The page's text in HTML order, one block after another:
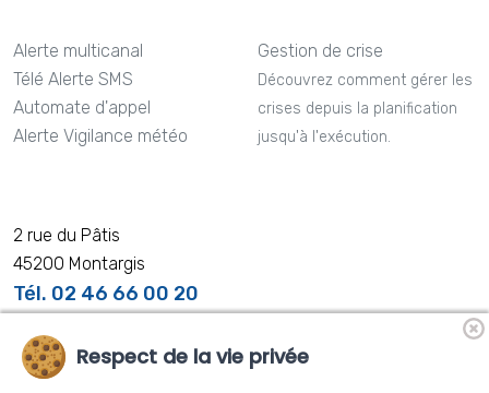
Alerte multicanal
Télé Alerte SMS
Automate d'appel
Alerte Vigilance météo
Gestion de crise
Découvrez comment gérer les
crises depuis la planification
jusqu'à l'exécution.
2 rue du Pâtis
45200 Montargis
Tél. 02 46 66 00 20
Respect de la vie privée